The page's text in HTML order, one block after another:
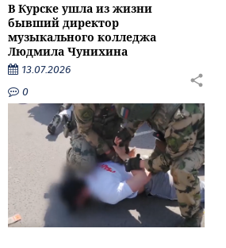
В Курске ушла из жизни
бывший директор
музыкального колледжа
Людмила Чунихина
13.07.2026
0